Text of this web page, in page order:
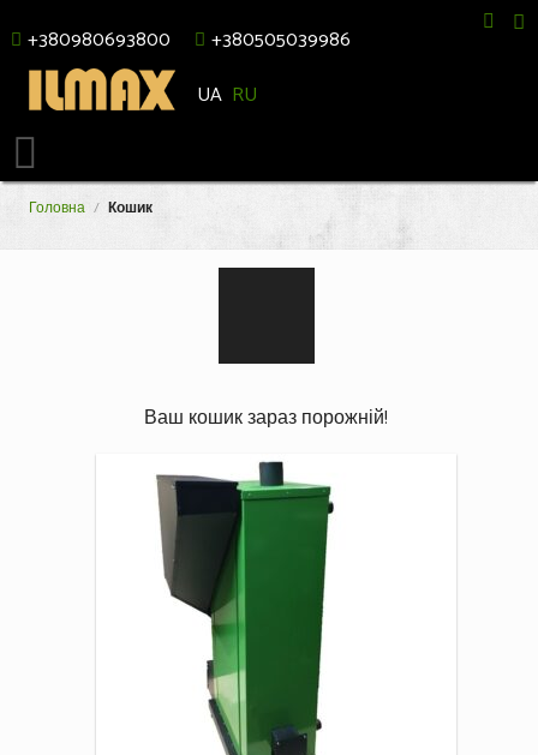
+380980693800
+380505039986
UA RU
Головна / Кошик
Ваш кошик зараз порожній!